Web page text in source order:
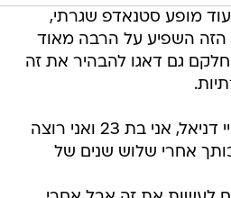
מופע סטנאדפ שגרתי,
השפיע על הרבה מאוד
גם דאגו להבהיר את זה
אחת מהן כתבה לו: "היי דניאל, אני בת 23 ואני רוצה
אחרי שלוש שנים של